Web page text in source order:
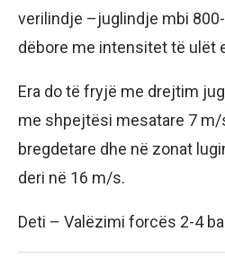
verilindje –juglindje mbi
dëbore me intensitet të ulët
Era do të fryjë me drejtim
me shpejtësi mesatare 7
bregdetare dhe në zonat
deri në 16 m/s.
Deti – Valëzimi forcës 2-4